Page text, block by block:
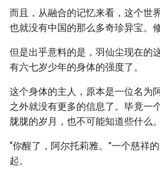
而且，从融合的记忆来看，这个世
也就没有中国的那么多奇珍异宝。
但是出乎意料的是，羽仙尘现在的
有六七岁少年的身体的强度了。
这个身体的主人，原本是一位名为
之外就没有更多的信息了。毕竟一
胧胧的岁月，也不可能知道些什么。
“你醒了，阿尔托莉雅。”一个慈祥
起。